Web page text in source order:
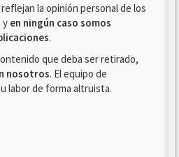
la opinión personal de los
y en ningún caso somos
.
que deba ser retirado,
nosotros. El equipo de
labor de forma altruista.